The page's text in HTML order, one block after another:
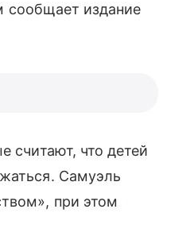
сообщает издание
считают, что детей
Самуэль
при этом